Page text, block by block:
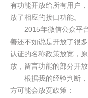
有功能开放给所有用户
放了相应的接口功能。
2015年微信公众平台
善还不如说是开放了很
认证的名称政策放宽，
放，留言功能的部分开
根据我的经验判断，
方可能会放宽政策：